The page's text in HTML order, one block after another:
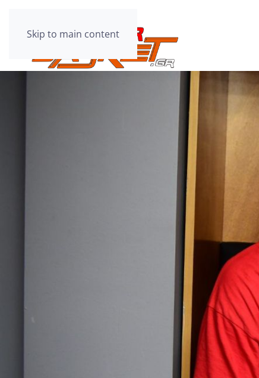
Skip to main content